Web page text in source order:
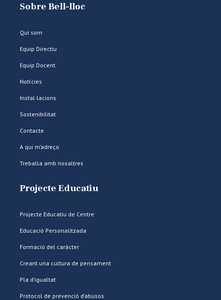
Sobre Bell-lloc
Qui som
Equip Directiu
Equip Docent
Notícies
Instal·lacions
Sostenibilitat
Contacte
A qui m’adreço
Treballa amb nosaltres
Projecte Educatiu
Projecte Educatiu de Centre
Educació Personalitzada
Formació del caràcter
Creant una cultura de pensament
Pla d’igualtat
Protocol de prevenció d’abusos